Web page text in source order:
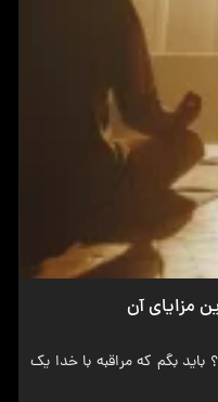
مزایای آن
بگم که مراقبه با خدا یک